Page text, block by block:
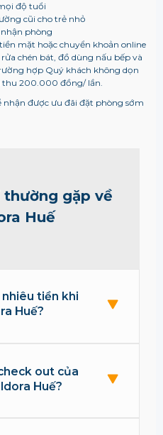
độ tuổi
cũi cho trẻ nhỏ
phòng
mặt hoặc chuyển khoản online
chén bát, đồ dùng nấu bếp và
hợp Quý khách không dọn
thu 200.000 đồng/ lần.
nhận được ưu đãi đặt phòng sớm
thường gặp về
Huế
tiền khi
Huế?
out của
Huế?